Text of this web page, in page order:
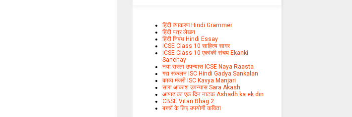
हिंदी व्याकरण Hindi Grammer
हिंदी पत्र लेखन
हिंदी निबंध Hindi Essay
ICSE Class 10 साहित्य सागर
ICSE Class 10 एकांकी संचय Ekanki
Sanchay
नया रास्ता उपन्यास ICSE Naya Raasta
गद्य संकलन ISC Hindi Gadya Sankalan
काव्य मंजरी ISC Kavya Manjari
सारा आकाश उपन्यास Sara Akash
आषाढ़ का एक दिन नाटक Ashadh ka ek din
CBSE Vitan Bhag 2
बच्चों के लिए उपयोगी कविता